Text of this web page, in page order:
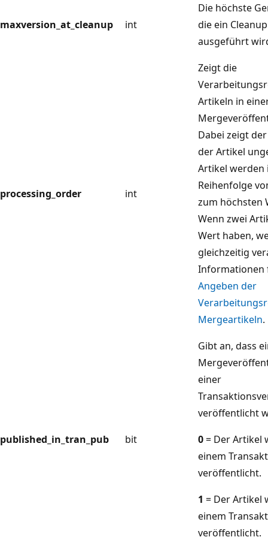
maxversion_at_cleanup int
Die höchste
die ein
ausgeführt
processing_order int
Zeigt die
Artikeln in
Dabei zeigt
der Artikel
Artikel werden
Reihenfolge
zum höchsten
Wenn zwei
Wert haben,
gleichzeitig
Informationen
Angeben der
Mergeartikeln.
published_in_tran_pub bit
Gibt an, dass
einer
veröffentlicht
0= Der Artikel
einem
veröffentlicht.
1 = Der Artikel
einem
veröffentlicht.